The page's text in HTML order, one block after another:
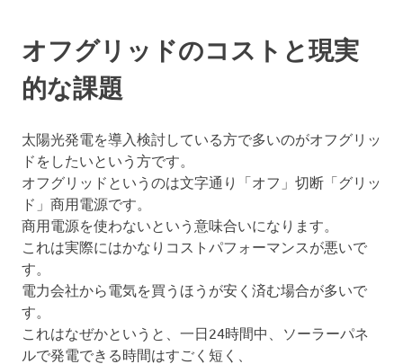
オフグリッドのコストと現実
的な課題
太陽光発電を導入検討している方で多いのがオフグリッ
ドをしたいという方です。
オフグリッドというのは文字通り「オフ」切断「グリッ
ド」商用電源です。
商用電源を使わないという意味合いになります。
これは実際にはかなりコストパフォーマンスが悪いで
す。
電力会社から電気を買うほうが安く済む場合が多いで
す。
これはなぜかというと、一日24時間中、ソーラーパネ
ルで発電できる時間はすごく短く、